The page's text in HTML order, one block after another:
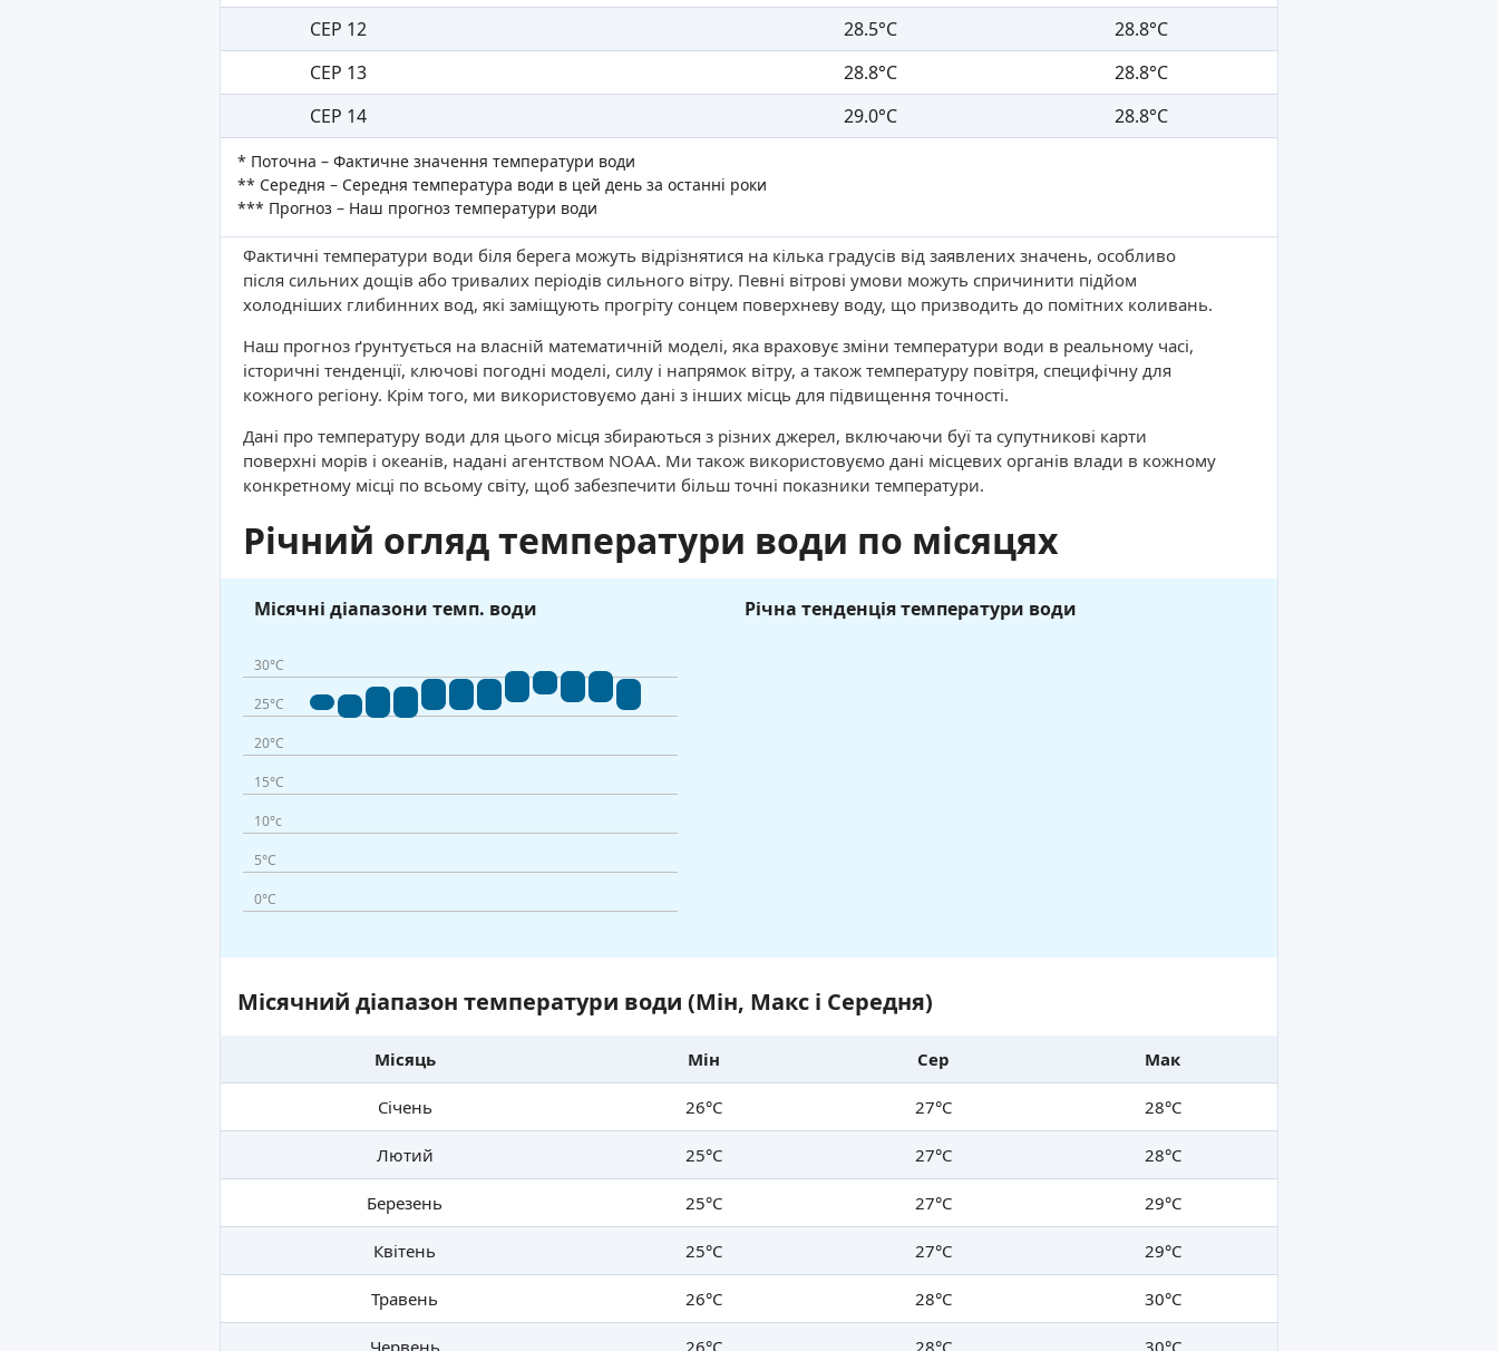
СЕР 12
28.5°C
28.8°C
СЕР 13
28.8°C
28.8°C
СЕР 14
29.0°C 28.8°C
* Поточна – Фактичне значення температури води
** Середня – Середня температура води в цей день за останні роки
*** Прогноз – Наш прогноз температури води
Фактичні температури води біля берега можуть відрізнятися на кілька градусів від заявлених значень, особливо
після сильних дощів або тривалих періодів сильного вітру. Певні вітрові умови можуть спричинити підйом
холодніших глибинних вод, які заміщують прогріту сонцем поверхневу воду, що призводить до помітних коливань.
Наш прогноз ґрунтується на власній математичній моделі, яка враховує зміни температури води в реальному часі,
історичні тенденції, ключові погодні моделі, силу і напрямок вітру, а також температуру повітря, специфічну для
кожного регіону. Крім того, ми використовуємо дані з інших місць для підвищення точності.
Дані про температуру води для цього місця збираються з різних джерел, включаючи буї та супутникові карти
поверхні морів і океанів, надані агентством NOAA. Ми також використовуємо дані місцевих органів влади в кожному
конкретному місці по всьому світу, щоб забезпечити більш точні показники температури.
Річний огляд температури води по місяцях
Місячні діапазони темп. води
30°C
25°C
20°C
15°C
10°c
5°C
0°C
Річна тенденція температури води
Місячний діапазон температури води (Мін, Макс і Середня)
Місяць Мін Сер Мак
Січень 26°C 27°C 28°C
Лютий 25°C 27°C 28°C
Березень 25°C 27°C 29°C
Квітень 25°C 27°C 29°C
Травень 26°C 28°C 30°C